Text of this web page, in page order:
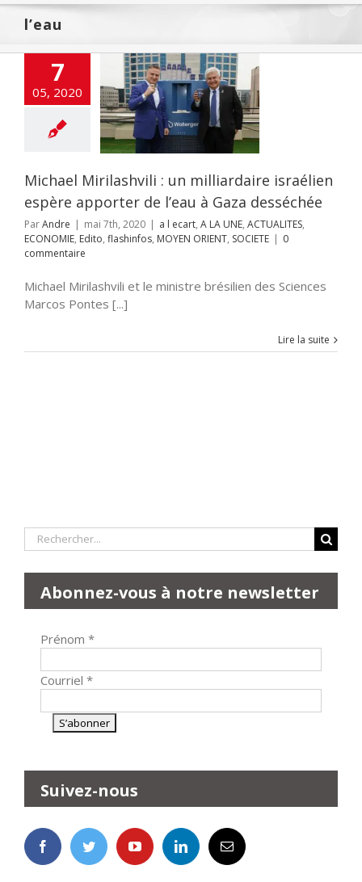
l’eau
7
05, 2020
: un
israélien
apporter de
A LA UNE
SOCIETE
Michael Mirilashvili : un milliardaire israélien
espère apporter de l’eau à Gaza desséchée
ParAndre | mai 7th, 2020 | a l ecart, A LA UNE, ACTUALITES,
ECONOMIE, Edito, flashinfos, MOYEN ORIENT, SOCIETE | 0
commentaire
Michael Mirilashvili et le ministre brésilien des Sciences
Marcos Pontes [...]
Lire la suite
Rechercher:
Abonnez-vous à notre newsletter
Prénom *
Courriel *
Suivez-nous